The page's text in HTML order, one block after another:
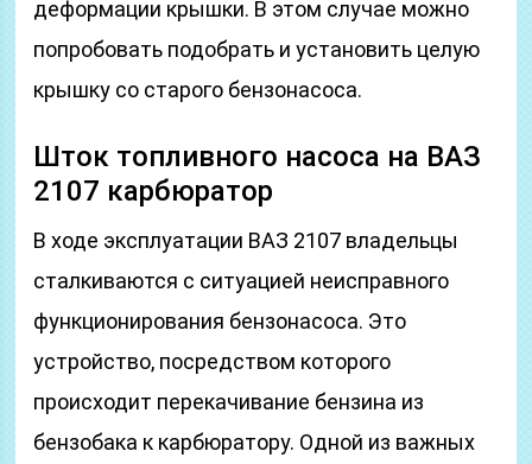
деформации крышки. В этом случае можно
попробовать подобрать и установить целую
крышку со старого бензонасоса.
Шток топливного насоса на ВАЗ
2107 карбюратор
В ходе эксплуатации ВАЗ 2107 владельцы
сталкиваются с ситуацией неисправного
функционирования бензонасоса. Это
устройство, посредством которого
происходит перекачивание бензина из
бензобака к карбюратору. Одной из важных